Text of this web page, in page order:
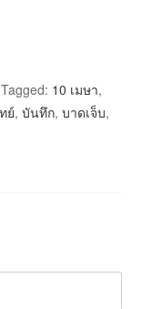
Tagged: 10 เมษา,
ย์,บันทึก,บาดเจ็บ,